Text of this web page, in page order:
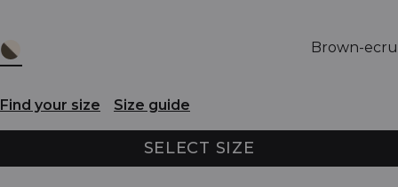
Brown-ecru
Find your size Size guide
SELECT SIZE